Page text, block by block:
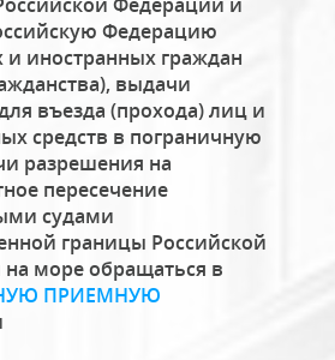
Федерацию
и иностранных граждан
выдачи
въезда (прохода) лиц и
средств в пограничную
разрешения на
пересечение
судами
границы Российской
море обращаться в
ПРИЕМНУЮ